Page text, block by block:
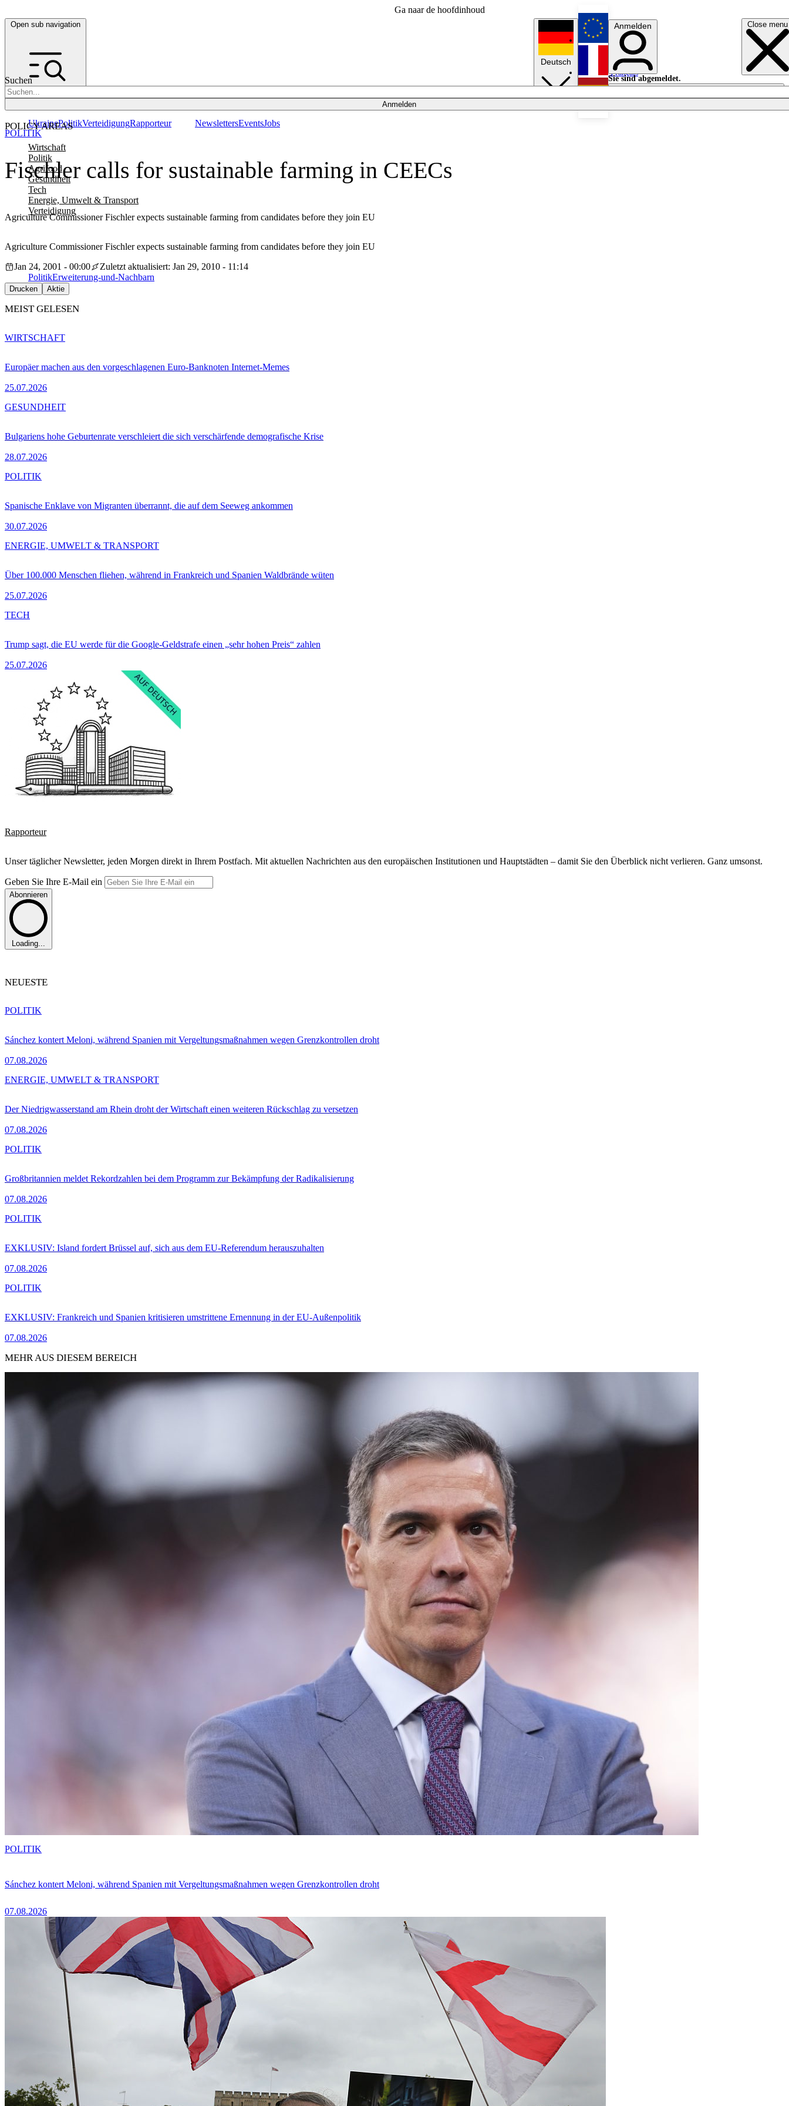
Ga naar de hoofdinhoud
Open sub navigation Close menu
Suchen
Anmelden
POLICY AREAS
Wirtschaft
Politik
Agrifood
Gesundheit
Tech
Energie, Umwelt & Transport
Verteidigung
UkrainePolitikVerteidigungRapporteur NewslettersEventsJobs
Deutsch
English
Français
Anmelden
Sie sind abgemeldet.
Anmelden
Licht aus
Fischler calls for sustainable farming in CEECs
Agriculture Commissioner Fischler expects sustainable farming from candidates before they join EU
POLITIK
Agriculture Commissioner Fischler expects sustainable farming from candidates before they join EU
Jan 24, 2001 - 00:00
Zuletzt aktualisiert: Jan 29, 2010 - 11:14
PolitikErweiterung-und-Nachbarn
Drucken Aktie
MEIST GELESEN
Europäer machen aus den vorgeschlagenen Euro-Banknoten Internet-Memes
25.07.2026
WIRTSCHAFT
Bulgariens hohe Geburtenrate verschleiert die sich verschärfende demografische Krise
28.07.2026
GESUNDHEIT
Spanische Enklave von Migranten überrannt, die auf dem Seeweg ankommen
30.07.2026
POLITIK
Über 100.000 Menschen fliehen, während in Frankreich und Spanien Waldbrände wüten
25.07.2026
ENERGIE, UMWELT & TRANSPORT
Trump sagt, die EU werde für die Google-Geldstrafe einen „sehr hohen Preis“ zahlen
25.07.2026
TECH
Rapporteur
Unser täglicher Newsletter, jeden Morgen direkt in Ihrem Postfach. Mit aktuellen Nachrichten aus den europäischen Institutionen und Hauptstädten – damit Sie den Überblick nicht verlieren. Ganz umsonst.
Geben Sie Ihre E-Mail ein
Abonnieren
Loading...
NEUESTE
Sánchez kontert Meloni, während Spanien mit Vergeltungsmaßnahmen wegen Grenzkontrollen droht
07.08.2026
POLITIK
Der Niedrigwasserstand am Rhein droht der Wirtschaft einen weiteren Rückschlag zu versetzen
07.08.2026
ENERGIE, UMWELT & TRANSPORT
Großbritannien meldet Rekordzahlen bei dem Programm zur Bekämpfung der Radikalisierung
07.08.2026
POLITIK
EXKLUSIV: Island fordert Brüssel auf, sich aus dem EU-Referendum herauszuhalten
07.08.2026
POLITIK
EXKLUSIV: Frankreich und Spanien kritisieren umstrittene Ernennung in der EU-Außenpolitik
07.08.2026
POLITIK
MEHR AUS DIESEM BEREICH
Sánchez kontert Meloni, während Spanien mit Vergeltungsmaßnahmen wegen Grenzkontrollen droht
07.08.2026
POLITIK